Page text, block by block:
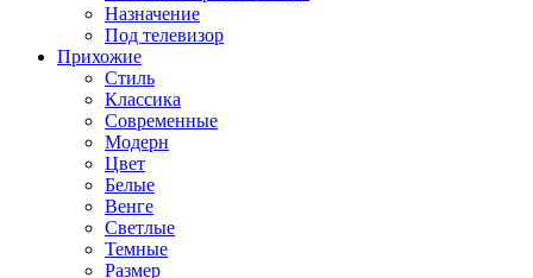
Назначение
Под телевизор
Прихожие
Стиль
Классика
Современные
Модерн
Цвет
Белые
Венге
Светлые
Темные
Размер